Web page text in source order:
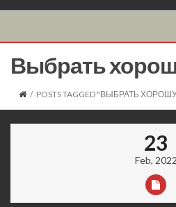
Выбрать
/ POSTS TAGGED "ВЫБРАТЬ
23
Feb, 2022